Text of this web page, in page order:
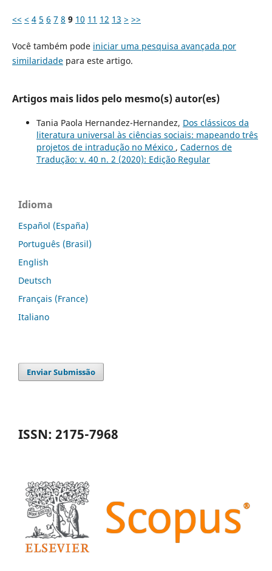
<< < 4 5 6 7 8 9 10 11 12 13 > >>
Você também pode iniciar uma pesquisa avançada por
similaridadepara este artigo.
Artigos mais lidos pelo mesmo(s) autor(es)
Tania Paola Hernandez-Hernandez, Dos clássicos da
literatura universal às ciências sociais: mapeando três
projetos de intradução no México , Cadernos de
Tradução: v. 40 n. 2 (2020): Edição Regular
Idioma
Español (España)
Português (Brasil)
English
Deutsch
Français (France)
Italiano
Enviar Submissão
ISSN: 2175-7968